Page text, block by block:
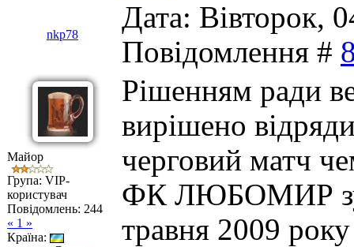
nkp78
Дата: Вівторок,
Повідомлення #
Майор
Група: VIP-
користувач
Повідомлень: 244
« 1 »
Країна:
Рішенням ради
вирішено
черговий матч
ФК ЛЮБОМИР
травня 2009